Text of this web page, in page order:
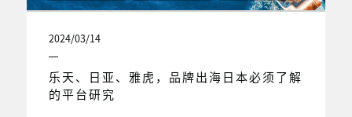
2024/03/14
乐天、日亚、雅虎，品牌出海日本必须了解
的平台研究